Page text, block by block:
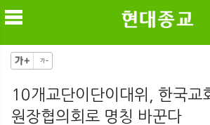
메
10개교단이단이대위, 한국교
원장협의회로 명칭 바꾼다